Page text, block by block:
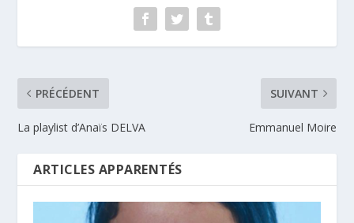
PRÉCÉDENT
La playlist d’Anaïs DELVA
SUIVANT
Emmanuel Moire
ARTICLES APPARENTÉS